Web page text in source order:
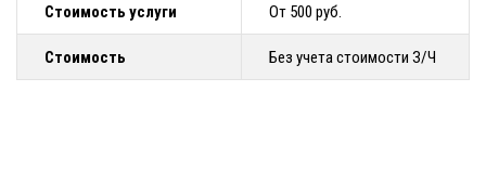
Стоимость услуги От 500 руб.
Стоимость Без учета стоимости З/Ч